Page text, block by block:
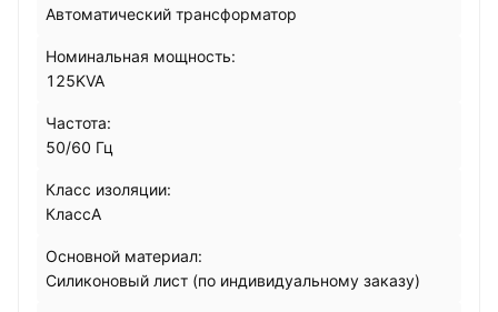
Автоматический трансформатор
Номинальная мощность:
125KVA
Частота:
50/60 Гц
Класс изоляции:
КлассА
Основной материал:
Силиконовый лист (по индивидуальному заказу)